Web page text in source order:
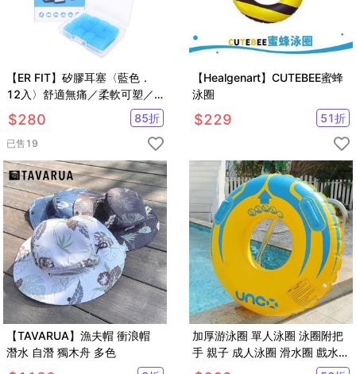
【ER FIT】矽膠耳塞〈藍色．
12入〉舒適無痛／柔軟可塑／
隔音防噪／（內附收納盒）
$280 85折
已售 19
【Healgenart】CUTEBEE蜜蜂
泳圈
$229 51折
【TAVARUA】漁夫帽 衝浪帽
潛水 自潛 獨木舟 多色
加厚游泳圈 單人泳圈 泳圈附把
手 親子 成人泳圈 滑水圈 戲水
海邊【SV61167】